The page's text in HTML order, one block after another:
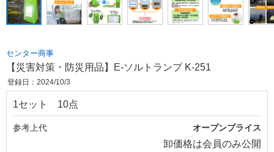
センター商事
【災害対策・防災用品】E-ソルトランプ K-251
登録日：2024/10/3
1セット 10点
参考上代 オープンプライス
卸価格は会員のみ公開